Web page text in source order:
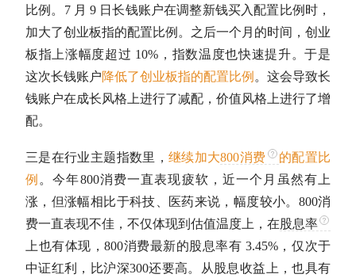
比例。7 月 9 日长钱账户在调整新钱买入配置比例时，
加大了创业板指的配置比例。之后一个月的时间， 创业
板指 上涨幅度超过 10%，指数温度也快速提升。于是
这次长钱账户降低了创业板指的配置比例 。这会导致长
钱账户在成长风格上进行了减配，价值风格上进行了增
配。
三是在行业主题指数里， 继续加大800消费
的配置比
例 。今年800消费一直表现疲软，近一个月虽然有上
涨，但涨幅相比于科技、医药来说，幅度较小。 800消
费一直表现不佳，不仅体现到 估值温度上，在 股息率
上也有体现，800消费最新的 股息率有 3.45%，仅次于
中证红利
，比沪深300还要高。从股息收益上，也具有